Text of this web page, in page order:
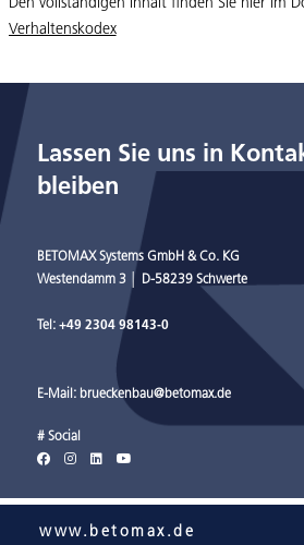
Den vollständigen Inhalt finden Sie hier im
Verhaltenskodex
Lassen Sie uns in
bleiben
BETOMAX Systems GmbH & Co. KG
Westendamm 3 │ D-58239 Schwerte
Tel: +49 2304 98143-0
E-Mail: brueckenbau@betomax.de
# Social
www.betomax.de